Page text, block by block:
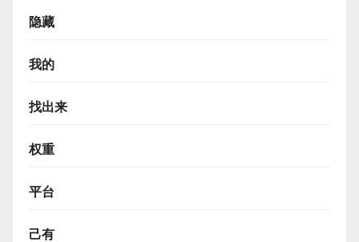
隐藏
我的
找出来
权重
平台
己有